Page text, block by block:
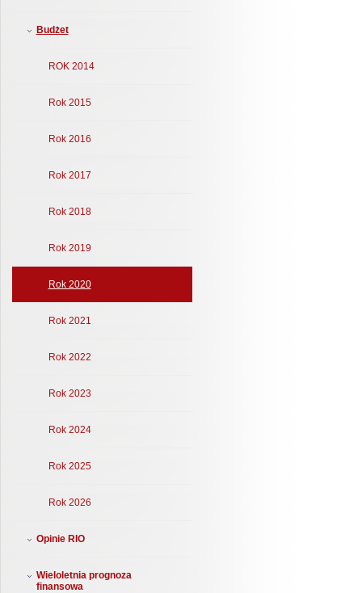
Budżet
ROK 2014
Rok 2015
Rok 2016
Rok 2017
Rok 2018
Rok 2019
Rok 2020
Rok 2021
Rok 2022
Rok 2023
Rok 2024
Rok 2025
Rok 2026
Opinie RIO
Wieloletnia prognoza
finansowa